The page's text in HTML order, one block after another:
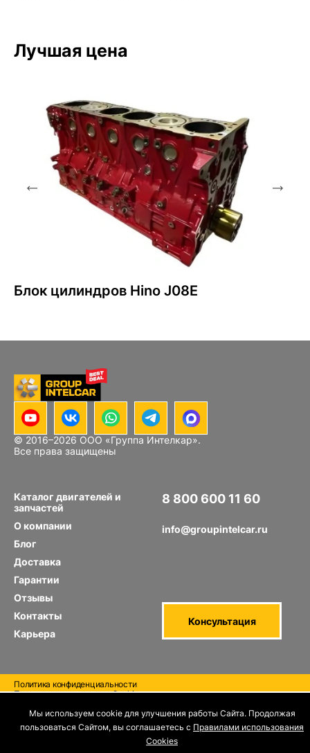
Лучшая цена
Блок цилиндров Hino J08E
© 2016–2026 ООО «Группа Интелкар».
Все права защищены
Каталог двигателей и
запчастей
О компании
Блог
Доставка
Гарантии
Отзывы
Контакты
Карьера
8 800 600 11 60
info@groupintelcar.ru
Консультация
Политика конфиденциальности
Правила использования Cооkies
Мы используем cookie для улучшения работы Сайта. Продолжая
пользоваться Сайтом, вы соглашаетесь с Правилами использования
Cооkies